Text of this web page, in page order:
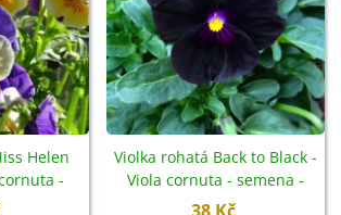
Helen
-
ks
Violka rohatá Back to Black -
Viola cornuta - semena -
120 ks